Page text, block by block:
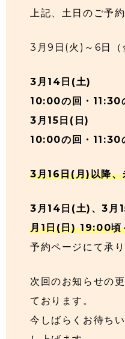
上記、土日のご予
3月9日(火)～6日（
3月14日(土)
10:00の回・11:30
3月15日(日)
10:00の回・11:30
3月16日(月)以降、
3月14日(土)、3月
月1日(日) 19:00頃
予約ページにて承り
次回のお知らせの
ております。
今しばらくお待ち